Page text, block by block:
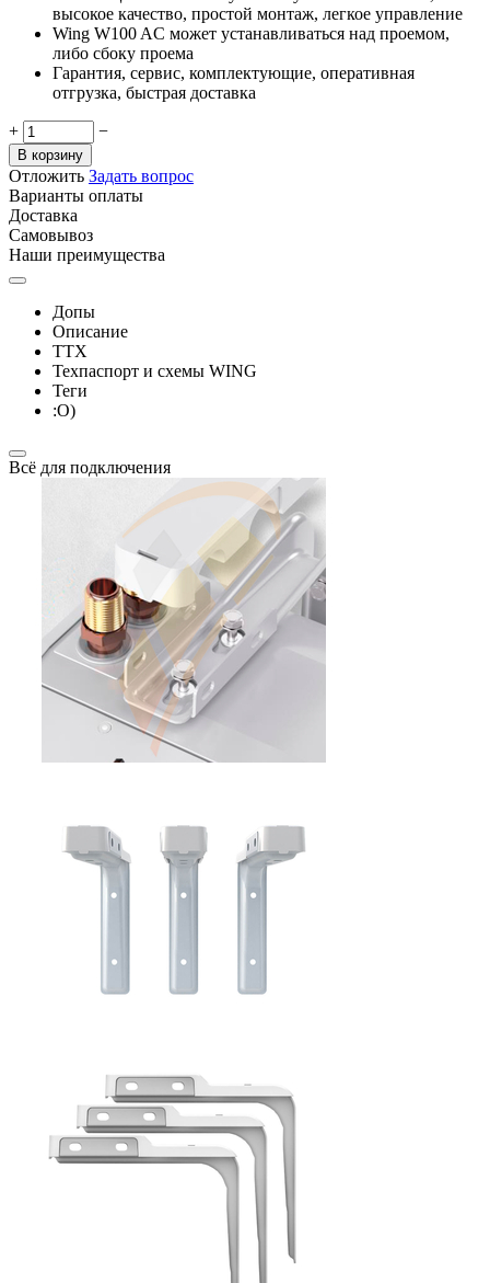
высокое качество, простой монтаж, легкое управление
Wing W100 AC может устанавливаться над проемом,
либо сбоку проема
Гарантия, сервис, комплектующие, оперативная
отгрузка, быстрая доставка
+ −
В корзину
Отложить Задать вопрос
Варианты оплаты
Доставка
Самовывоз
Наши преимущества
Допы
Описание
ТТХ
Техпаспорт и схемы WING
Теги
:О)
Всё для подключения